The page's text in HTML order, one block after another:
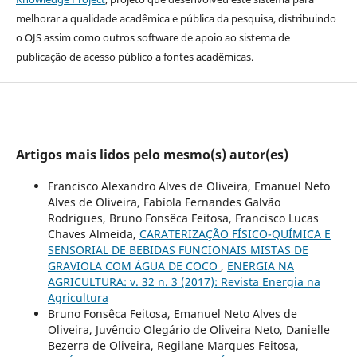
melhorar a qualidade acadêmica e pública da pesquisa, distribuindo
o OJS assim como outros software de apoio ao sistema de
publicação de acesso público a fontes acadêmicas.
Artigos mais lidos pelo mesmo(s) autor(es)
Francisco Alexandro Alves de Oliveira, Emanuel Neto
Alves de Oliveira, Fabíola Fernandes Galvão
Rodrigues, Bruno Fonsêca Feitosa, Francisco Lucas
Chaves Almeida, CARATERIZAÇÃO FÍSICO-QUÍMICA E
SENSORIAL DE BEBIDAS FUNCIONAIS MISTAS DE
GRAVIOLA COM ÁGUA DE COCO , ENERGIA NA
AGRICULTURA: v. 32 n. 3 (2017): Revista Energia na
Agricultura
Bruno Fonsêca Feitosa, Emanuel Neto Alves de
Oliveira, Juvêncio Olegário de Oliveira Neto, Danielle
Bezerra de Oliveira, Regilane Marques Feitosa,